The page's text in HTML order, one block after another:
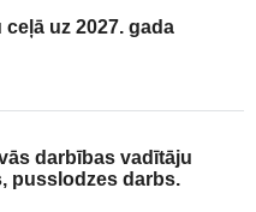
uz 2027. gada
darbības vadītāju
pusslodzes darbs.